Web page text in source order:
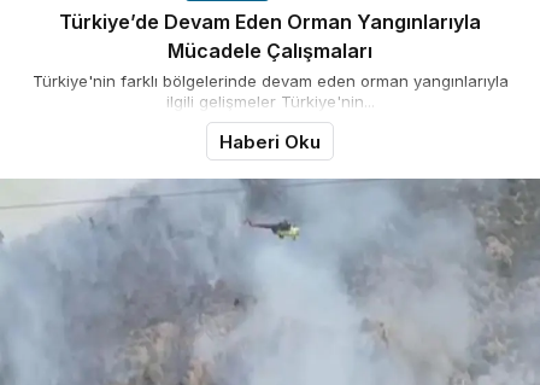
Türkiye’de Devam Eden Orman Yangınlarıyla
Mücadele Çalışmaları
Türkiye'nin farklı bölgelerinde devam eden orman yangınlarıyla
ilgili gelişmeler Türkiye'nin...
Haberi Oku